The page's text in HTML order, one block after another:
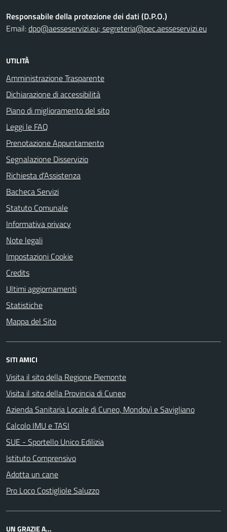
Responsabile della protezione dei dati (D.P.O.)
Email:dpo@aesseservizi.eu; segreteria@pec.aesseservizi.eu
UTILITÀ
Amministrazione Trasparente
Dichiarazione di accessibilità
Piano di miglioramento del sito
Leggi le FAQ
Prenotazione Appuntamento
Segnalazione Disservizio
Richiesta d'Assistenza
Bacheca Servizi
Statuto Comunale
Informativa privacy
Note legali
Impostazioni Cookie
Credits
Ultimi aggiornamenti
Statistiche
Mappa del Sito
SITI AMICI
Visita il sito della Regione Piemonte
Visita il sito della Provincia di Cuneo
Azienda Sanitaria Locale di Cuneo, Mondovì e Savigliano
Calcolo IMU e TASI
SUE - Sportello Unico Edilizia
Istituto Comprensivo
Adotta un cane
Pro Loco Costigliole Saluzzo
UN GRAZIE A...